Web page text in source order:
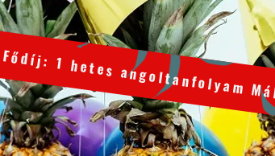
Fődíj: 1 hetes angoltanfolyam